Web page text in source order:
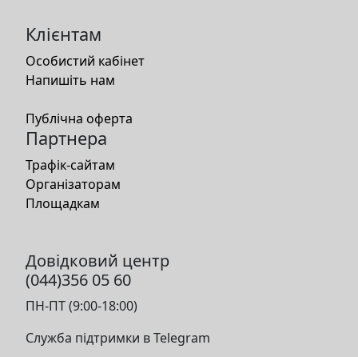
Клієнтам
Особистий кабінет
Напишіть нам
Публічна оферта
Партнера
Трафік-сайтам
Організаторам
Площадкам
Довідковий центр
(044)356 05 60
ПН-ПТ (9:00-18:00)
Служба підтримки в Telegram